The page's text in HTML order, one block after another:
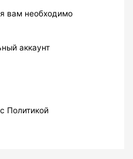
вам необходимо
аккаунт
Политикой